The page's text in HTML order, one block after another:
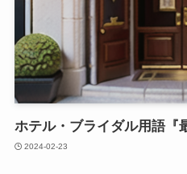
ホテル・ブライダル用語『
2024-02-23